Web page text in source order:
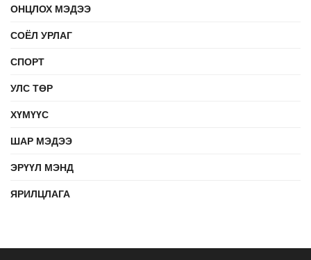
ОНЦЛОХ МЭДЭЭ
СОЁЛ УРЛАГ
СПОРТ
УЛС ТӨР
ХҮМҮҮС
ШАР МЭДЭЭ
ЭРҮҮЛ МЭНД
ЯРИЛЦЛАГА